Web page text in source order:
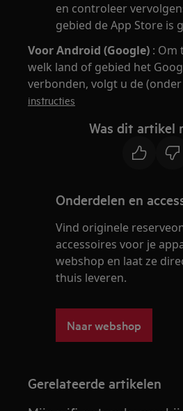
en controleer
gebied de App Store is
Voor Android (Google) : Om
welk land of gebied het
verbonden, volgt u de
instructies
Was dit artikel
Onderdelen en
Vind originele
accessoires voor je
webshop en laat ze
thuis leveren.
Naar webshop
Gerelateerde artikelen